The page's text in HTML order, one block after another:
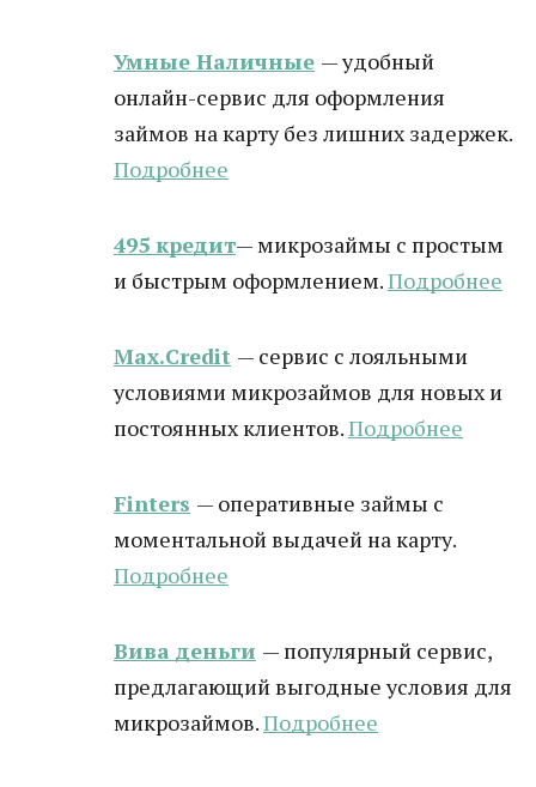
Умные Наличные — удобный
онлайн-сервис для оформления
займов на карту без лишних задержек.
Подробнее
495 кредит— микрозаймы с простым
и быстрым оформлением.Подробнее
Max.Credit — сервис с лояльными
условиями микрозаймов для новых и
постоянных клиентов.Подробнее
Finters — оперативные займы с
моментальной выдачей на карту.
Подробнее
Вива деньги — популярный сервис,
предлагающий выгодные условия для
микрозаймов.Подробнее